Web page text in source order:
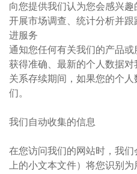
向您提供我们认为您会感兴趣
开展市场调查、统计分析并
进服务
通知您任何有关我们的产品或
获得准确、最新的个人数据
关系存续期间，如果您的个
们。
我们自动收集的信息
在您访问我们的网站时，我
上的小文本文件）将您识别